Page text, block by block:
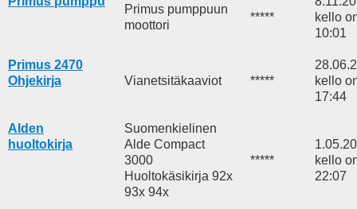
Primus pumppuun
moottori
*****
kello
10:01
Primus 2470
Ohjekirja
Vianetsitäkaaviot *****
kello
17:44
Alden
huoltokirja
Suomenkielinen
Alde Compact
3000
Huoltokäsikirja 92x
93x 94x
*****
kello
22:07